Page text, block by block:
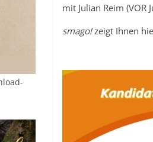
mit Julian Reim (VOR
smago!zeigt Ihnen